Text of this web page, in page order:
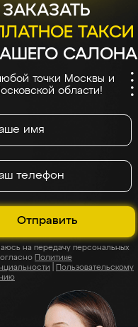
ЗАКАЗАТЬ
ТАКСИ
САЛОНА
точки Москвы и
области!
Отправить
на передачу персональных
Политике
Пользовательскому